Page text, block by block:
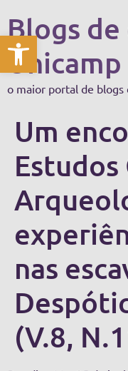
Abrir a
Blogs de
Unicamp
o maior portal de blogs
Um
Estudos
nas
(V.8,